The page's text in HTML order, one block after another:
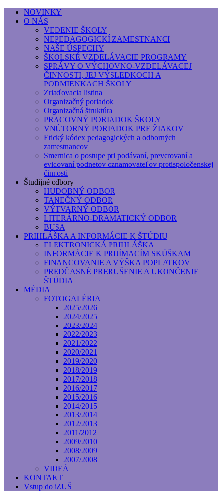
Základná umelecká škola, Hálkova
Základná umelecká škola, Hálkova 56, Bratislava -
NOVINKY
O NÁS
VEDENIE ŠKOLY
NEPEDAGOGICKÍ ZAMESTNANCI
NAŠE ÚSPECHY
ŠKOLSKÉ VZDELÁVACIE PROGRAMY
SPRÁVY O VÝCHOVNO-VZDELÁVACEJ
ČINNOSTI, JEJ VÝSLEDKOCH A
PODMIENKACH ŠKOLY
Zriaďovacia listina
Organizačný poriadok
Organizačná štruktúra
PRACOVNÝ PORIADOK ŠKOLY
VNÚTORNÝ PORIADOK PRE ŽIAKOV
Etický kódex pedagogických a odborných
zamestnancov
Smernica o postupe pri podávaní, preverovaní a
evidovaní podnetov oznamovateľov protispoločenskej
činnosti
Študijné odbory
HUDOBNÝ ODBOR
TANEČNÝ ODBOR
VÝTVARNÝ ODBOR
LITERÁRNO-DRAMATICKÝ ODBOR
BUSA
PRIHLÁŠKA A INFORMÁCIE K ŠTÚDIU
ELEKTRONICKÁ PRIHLÁŠKA
INFORMÁCIE K PRIJÍMACÍM SKÚŠKAM
FINANCOVANIE A VÝŠKA POPLATKOV
PREDČASNÉ PRERUŠENIE A UKONČENIE
ŠTÚDIA
MÉDIA
FOTOGALÉRIA
2025/2026
2024/2025
2023/2024
2022/2023
2021/2022
2020/2021
2019/2020
2018/2019
2017/2018
2016/2017
2015/2016
2014/2015
2013/2014
2012/2013
2011/2012
2009/2010
2008/2009
2007/2008
VIDEÁ
KONTAKT
Vstup do iZUŠ